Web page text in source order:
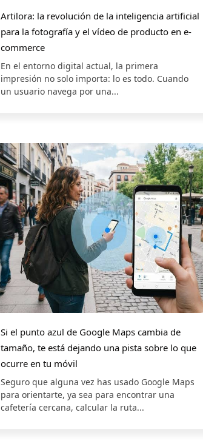
Artilora: la revolución de la inteligencia artificial
para la fotografía y el vídeo de producto en e-
commerce
En el entorno digital actual, la primera
impresión no solo importa: lo es todo. Cuando
un usuario navega por una...
Si el punto azul de Google Maps cambia de
tamaño, te está dejando una pista sobre lo que
ocurre en tu móvil
Seguro que alguna vez has usado Google Maps
para orientarte, ya sea para encontrar una
cafetería cercana, calcular la ruta...